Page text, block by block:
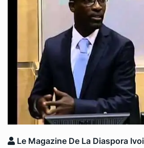
Le Magazine De La Diaspora